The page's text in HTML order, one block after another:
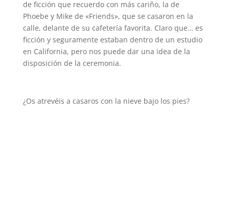
de ficción que recuerdo con más cariño, la de
Phoebe y Mike de «Friends», que se casaron en la
calle, delante de su cafetería favorita. Claro que… es
ficción y seguramente estaban dentro de un estudio
en California, pero nos puede dar una idea de la
disposición de la ceremonia.
¿Os atrevéis a casaros con la nieve bajo los pies?